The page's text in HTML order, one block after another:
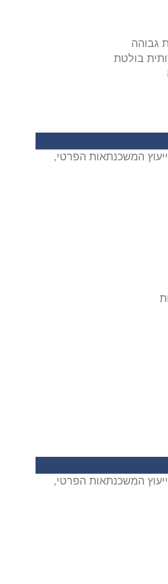
בולטת
המשכנתאות הפרטי,
המשכנתאות הפרטי,